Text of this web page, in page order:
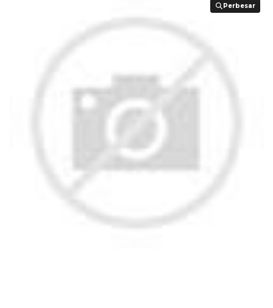
Perbesar
Perbesar